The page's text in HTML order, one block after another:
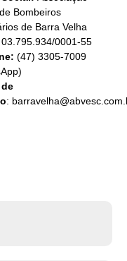
Bombeiros
de Barra Velha
03.795.934/0001-55
(47) 3305-7009
de
: